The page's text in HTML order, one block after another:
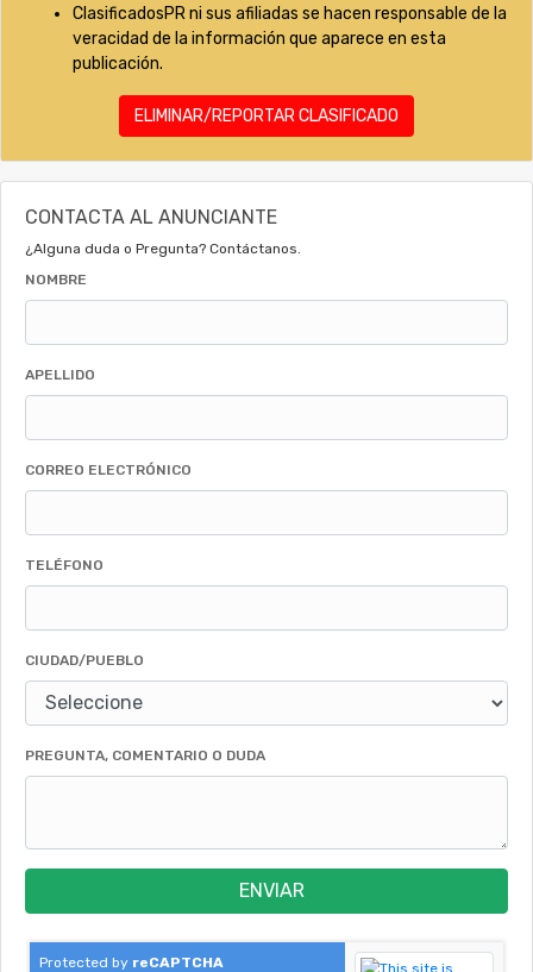
ClasificadosPR ni sus afiliadas se hacen responsable de la
veracidad de la información que aparece en esta
publicación.
ELIMINAR/REPORTAR CLASIFICADO
CONTACTA AL ANUNCIANTE
¿Alguna duda o Pregunta? Contáctanos.
NOMBRE
APELLIDO
CORREO ELECTRÓNICO
TELÉFONO
CIUDAD/PUEBLO
PREGUNTA, COMENTARIO O DUDA
ENVIAR
Protected by reCAPTCHA